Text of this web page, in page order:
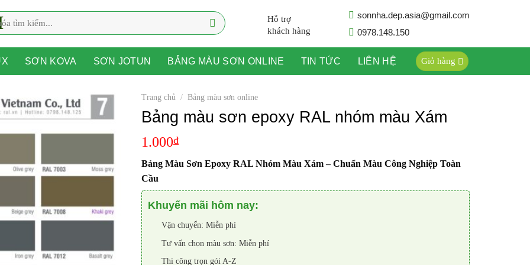
Hỗ trợ
khách hàng
sonnha.dep.asia@gmail.com
0978.148.150
SƠN KOVA SƠN JOTUN BẢNG MÀU SƠN ONLINE TIN TỨC LIÊN HỆ Giỏ hàng
Trang chủ / Bảng màu sơn online
Bảng màu sơn epoxy RAL nhóm màu Xám
1.000₫
Bảng Màu Sơn Epoxy RAL Nhóm Màu Xám – Chuẩn Màu Công Nghiệp Toàn
Cầu
Khuyến mãi hôm nay:
Vận chuyển: Miễn phí
Tư vấn chọn màu sơn: Miễn phí
Thi công trọn gói A-Z